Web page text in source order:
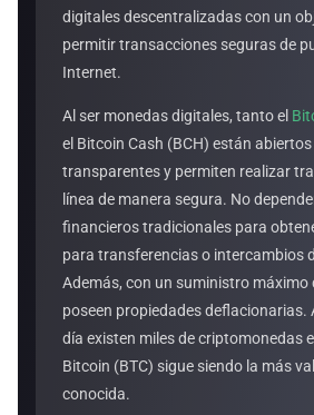
digitales descentralizadas con un
permitir transacciones seguras de
Internet.
Al ser monedas digitales, tanto el
el Bitcoin Cash (BCH) están
transparentes y permiten realizar
línea de manera segura. No
financieros tradicionales para
para transferencias o intercambios
Además, con un suministro máximo
poseen propiedades deflacionarias.
día existen miles de criptomonedas
Bitcoin (BTC) sigue siendo la más
conocida.